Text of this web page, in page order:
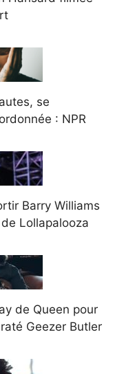
se
: NPR
Barry Williams
Lollapalooza
de Queen pour
Geezer Butler